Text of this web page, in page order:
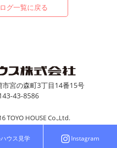
グ一覧に戻る
宮の森町3丁目14番15号
43-8586
TOYO HOUSE Co.,Ltd.
ウス見学 Instagram